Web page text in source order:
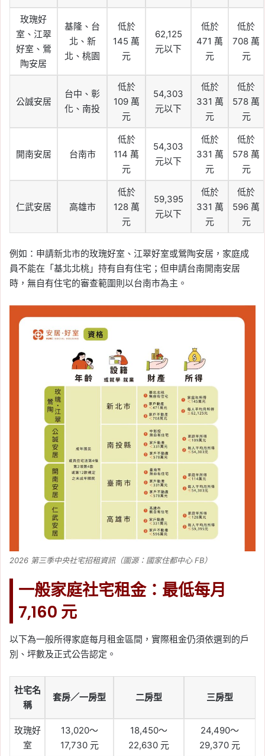
玫瑰好
室、江翠
好室、鶯
陶安居
基隆、台
北、新
北、桃園
低於
145 萬
元
62,125
元以下
低於
471 萬
元
低於
708 萬
元
公誠安居
台中、彰
化、南投
低於
109 萬
元
54,303
元以下
低於
331 萬
元
低於
578 萬
元
開南安居 台南市
低於
114 萬
元
54,303
元以下
低於
331 萬
元
低於
578 萬
元
仁武安居 高雄市
低於
128 萬
元
59,395
元以下
低於
331 萬
元
低於
596 萬
元
例如：申請新北市的玫瑰好室、江翠好室或鶯陶安居，家庭成
員不能在「基北北桃」持有自有住宅；但申請台南開南安居
時，無自有住宅的審查範圍則以台南市為主。
2026 第三季中央社宅招租資訊（圖源：國家住都中心 FB）
一般家庭社宅租金：最低每月
7,160 元
以下為一般所得家庭每月租金區間，實際租金仍須依選到的戶
別、坪數及正式公告認定。
社宅名
稱
套房／一房型 二房型 三房型
玫瑰好
室
13,020～
17,730 元
18,450～
22,630 元
24,490～
29,370 元